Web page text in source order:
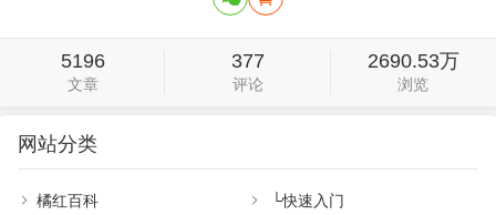
5196
文章
377
评论
2690.53万
浏览
网站分类
橘红百科 └快速入门